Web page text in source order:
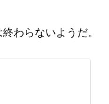
わらないようだ。